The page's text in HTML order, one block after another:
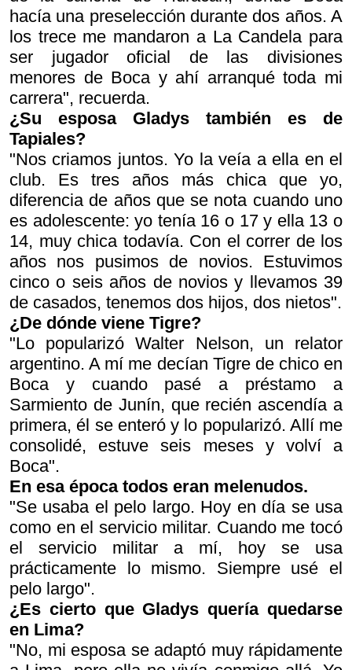
hacía una preselección durante dos años. A
los trece me mandaron a La Candela para
ser jugador oficial de las divisiones
menores de Boca y ahí arranqué toda mi
carrera", recuerda.
¿Su esposa Gladys también es de
Tapiales?
"Nos criamos juntos. Yo la veía a ella en el
club. Es tres años más chica que yo,
diferencia de años que se nota cuando uno
es adolescente: yo tenía 16 o 17 y ella 13 o
14, muy chica todavía. Con el correr de los
años nos pusimos de novios. Estuvimos
cinco o seis años de novios y llevamos 39
de casados, tenemos dos hijos, dos nietos".
¿De dónde viene Tigre?
"Lo popularizó Walter Nelson, un relator
argentino. A mí me decían Tigre de chico en
Boca y cuando pasé a préstamo a
Sarmiento de Junín, que recién ascendía a
primera, él se enteró y lo popularizó. Allí me
consolidé, estuve seis meses y volví a
Boca".
En esa época todos eran melenudos.
"Se usaba el pelo largo. Hoy en día se usa
como en el servicio militar. Cuando me tocó
el servicio militar a mí, hoy se usa
prácticamente lo mismo. Siempre usé el
pelo largo".
¿Es cierto que Gladys quería quedarse
en Lima?
"No, mi esposa se adaptó muy rápidamente